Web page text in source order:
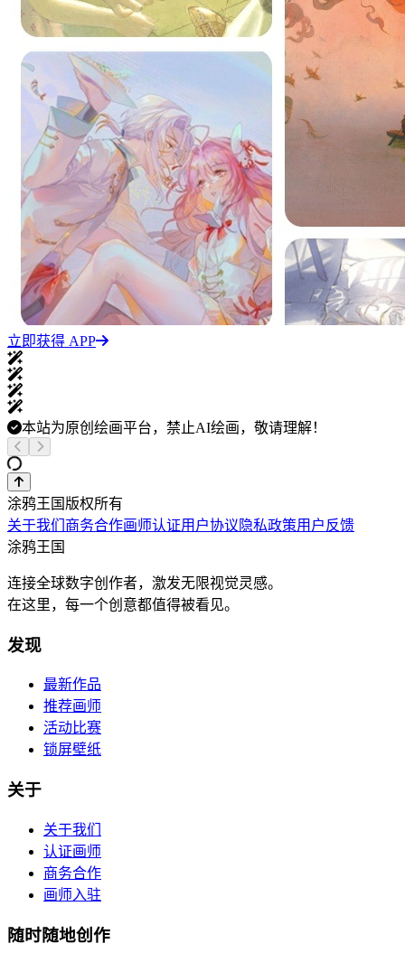
立即获得 APP
本站为原创绘画平台，禁止AI绘画，敬请理解！
涂鸦王国版权所有
关于我们 商务合作画师认证用户协议 隐私政策用户反馈
涂鸦王国
连接全球数字创作者，激发无限视觉灵感。
在这里，每一个创意都值得被看见。
发现
最新作品
推荐画师
活动比赛
锁屏壁纸
关于
关于我们
认证画师
商务合作
画师入驻
随时随地创作